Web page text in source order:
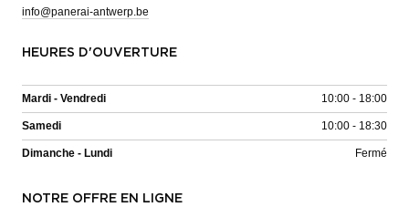
info@panerai-antwerp.be
HEURES D'OUVERTURE
Mardi - Vendredi 10:00 - 18:00
Samedi 10:00 - 18:30
Dimanche - Lundi Fermé
NOTRE OFFRE EN LIGNE